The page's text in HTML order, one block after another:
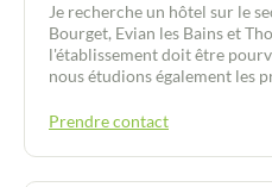
Je recherche un hôtel sur le
Bourget, Evian les Bains et
l'établissement doit être
nous étudions également les
Prendre contact